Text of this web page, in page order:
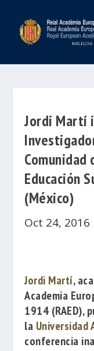
Jordi Martí
Educación
(México)
Oct 24, 2016
Jordi Martí,
Academia
1914 (RAED),
la Universidad
conferencia